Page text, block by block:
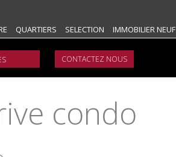
QUARTIERS SELECTION IMMOBILIER NEUF
CONTACTEZ NOUS
condo